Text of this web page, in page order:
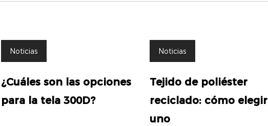
Noticias
¿Cuáles son las opciones
para la tela 300D?
Noticias
Tejido de poliéster
reciclado: cómo elegir
uno